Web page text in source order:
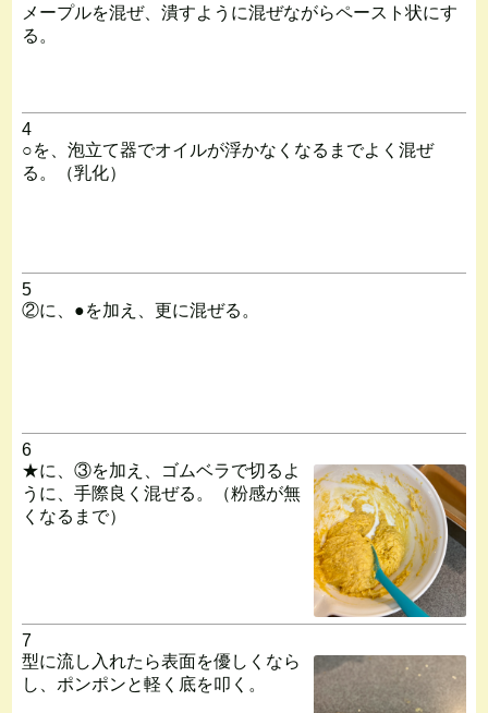
メープルを混ぜ、潰すように混ぜながらペースト状にす
る。
4
○を、泡立て器でオイルが浮かなくなるまでよく混ぜ
る。（乳化）
5
②に、●を加え、更に混ぜる。
6
★に、③を加え、ゴムベラで切るよ
うに、手際良く混ぜる。（粉感が無
くなるまで）
7
型に流し入れたら表面を優しくなら
し、ポンポンと軽く底を叩く。